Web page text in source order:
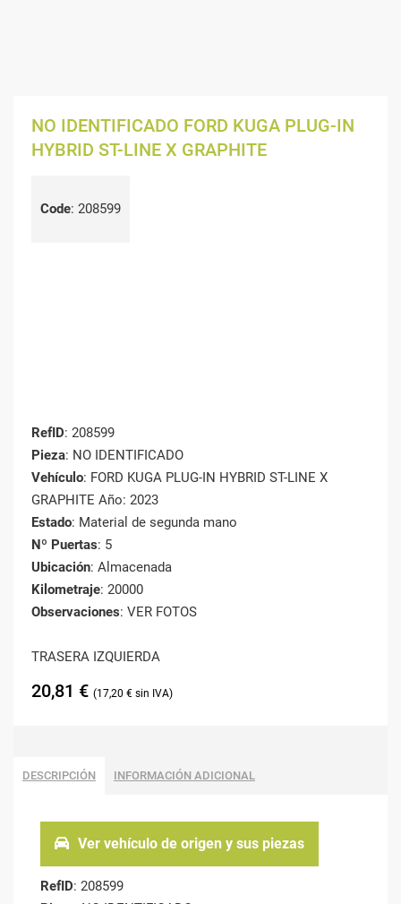
NO IDENTIFICADO FORD KUGA PLUG-IN
HYBRID ST-LINE X GRAPHITE
Code: 208599
RefID: 208599
Pieza: NO IDENTIFICADO
Vehículo: FORD KUGA PLUG-IN HYBRID ST-LINE X
GRAPHITE Año: 2023
Estado: Material de segunda mano
Nº Puertas: 5
Ubicación: Almacenada
Kilometraje: 20000
Observaciones: VER FOTOS
TRASERA IZQUIERDA
20,81 € 17,20 €
DESCRIPCIÓN INFORMACIÓN ADICIONAL
Ver vehículo de origen y sus piezas
RefID: 208599